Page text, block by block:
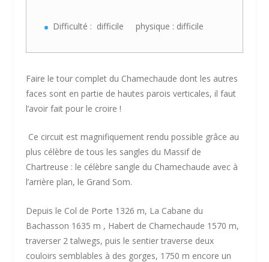
Difficulté : difficile physique : difficile
Faire le tour complet du Chamechaude dont les autres
faces sont en partie de hautes parois verticales, il faut
l’avoir fait pour le croire !
Ce circuit est magnifiquement rendu possible grâce au
plus célèbre de tous les sangles du Massif de
Chartreuse : le célèbre sangle du Chamechaude avec à
l’arrière plan, le Grand Som.
Depuis le Col de Porte 1326 m, La Cabane du
Bachasson 1635 m , Habert de Chamechaude 1570 m,
traverser 2 talwegs, puis le sentier traverse deux
couloirs semblables à des gorges, 1750 m encore un